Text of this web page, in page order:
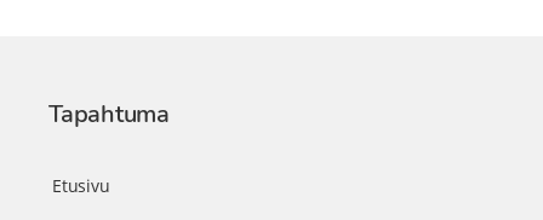
Tapahtuma
Etusivu